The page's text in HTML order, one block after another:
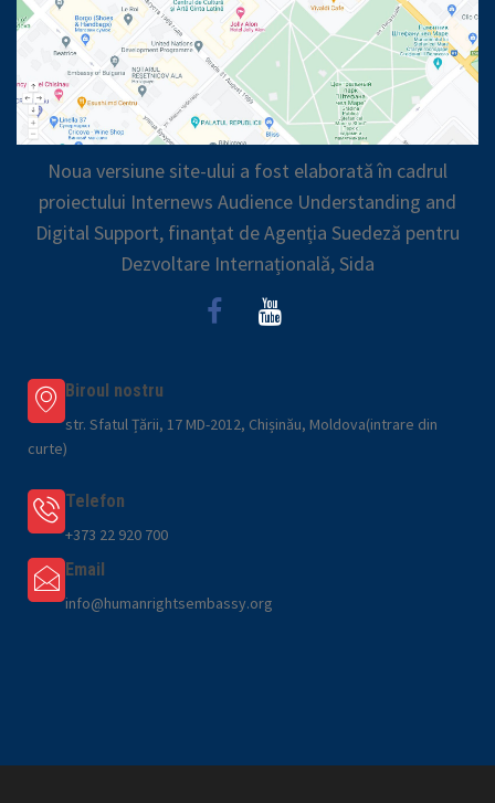
Noua versiune site-ului a fost elaborată în cadrul
proiectului Internews Audience Understanding and
Digital Support, finanţat de Agenția Suedeză pentru
Dezvoltare Internațională, Sida
Biroul nostru
str. Sfatul Țării, 17 MD-2012, Chișinău, Moldova(intrare din
curte)
Telefon
+373 22 920 700
Email
info@humanrightsembassy.org